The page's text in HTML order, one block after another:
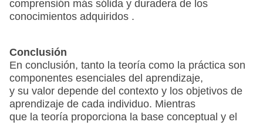
comprensión más sólida y duradera de los
conocimientos adquiridos .
Conclusión
En conclusión, tanto la teoría como la práctica son
componentes esenciales del aprendizaje,
y su valor depende del contexto y los objetivos de
aprendizaje de cada individuo. Mientras
que la teoría proporciona la base conceptual y el